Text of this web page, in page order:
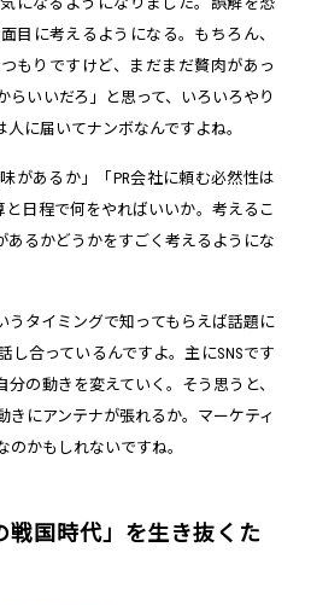
目に考えるようになる。もちろん、
もりですけど、まだまだ贅肉があっ
らいいだろ」と思って、いろいろやり
に届いてナンボなんですよね。
があるか」「PR会社に頼む必然性は
日程で何をやればいいか。考えるこ
あるかどうかをすごく考えるようにな
うタイミングで知ってもらえば話題に
し合っているんですよ。主にSNSです
の動きを変えていく。そう思うと、
きにアンテナが張れるか。マーケティ
のかもしれないですね。
戦国時代」を生き抜くた